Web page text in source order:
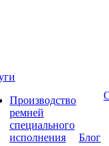
Производство
ремней
специального
исполнения
Блог